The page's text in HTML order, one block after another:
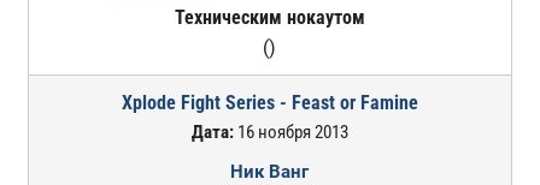
Техническим нокаутом
()
Xplode Fight Series - Feast or Famine
Дата:16 ноября 2013
Ник Ванг